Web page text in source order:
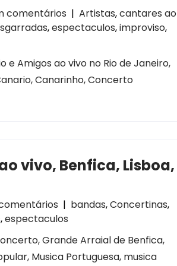
comentários | Artistas,cantares ao
,espectaculos,improviso,
e Amigos ao vivo no Rio de Janeiro,
Canarinho, Concerto
vivo, Benfica, Lisboa,
| bandas,Concertinas,
,espectaculos
Grande Arraial de Benfica,
Musica Portuguesa, musica